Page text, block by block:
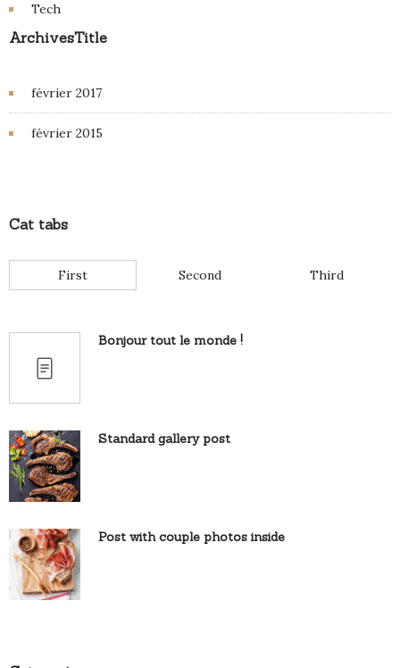
Tech
ArchivesTitle
février 2017
février 2015
Cat tabs
First Second Third
Bonjour tout le monde !
Standard gallery post
Post with couple photos inside